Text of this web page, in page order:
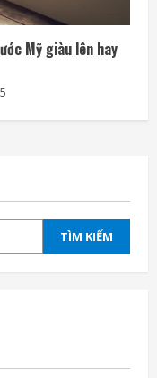
Mỹ giàu lên hay
TÌM KIẾM